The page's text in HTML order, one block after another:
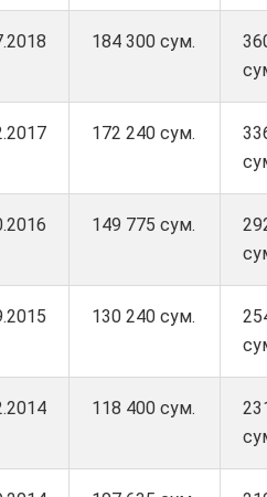
184 300 сум.
172 240 сум.
149 775 сум.
130 240 сум.
118 400 сум.